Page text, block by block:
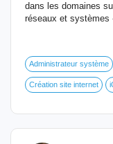
dans les domaines
réseaux et systèmes
Administrateur système
Création site internet